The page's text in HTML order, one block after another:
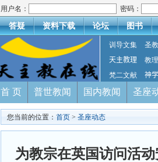
用户名： 密码：
答疑 资料下载 论坛 图书
训导文集 圣
天主教理
教
梵二文献
神
首 页 普世教闻 国内教闻 圣座
您当前的位置： 首页 > 圣座动态
为教宗在英国访问活